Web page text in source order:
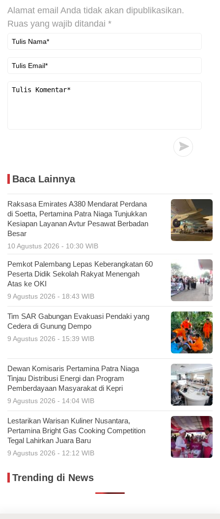
Alamat email Anda tidak akan dipublikasikan.
Ruas yang wajib ditandai *
Baca Lainnya
Raksasa Emirates A380 Mendarat Perdana
di Soetta, Pertamina Patra Niaga Tunjukkan
Kesiapan Layanan Avtur Pesawat Berbadan
Besar
10 Agustus 2026 - 10:30 WIB
Pemkot Palembang Lepas Keberangkatan 60
Peserta Didik Sekolah Rakyat Menengah
Atas ke OKI
9 Agustus 2026 - 18:43 WIB
Tim SAR Gabungan Evakuasi Pendaki yang
Cedera di Gunung Dempo
9 Agustus 2026 - 15:39 WIB
Dewan Komisaris Pertamina Patra Niaga
Tinjau Distribusi Energi dan Program
Pemberdayaan Masyarakat di Kepri
9 Agustus 2026 - 14:04 WIB
Lestarikan Warisan Kuliner Nusantara,
Pertamina Bright Gas Cooking Competition
Tegal Lahirkan Juara Baru
9 Agustus 2026 - 12:12 WIB
Trending di News